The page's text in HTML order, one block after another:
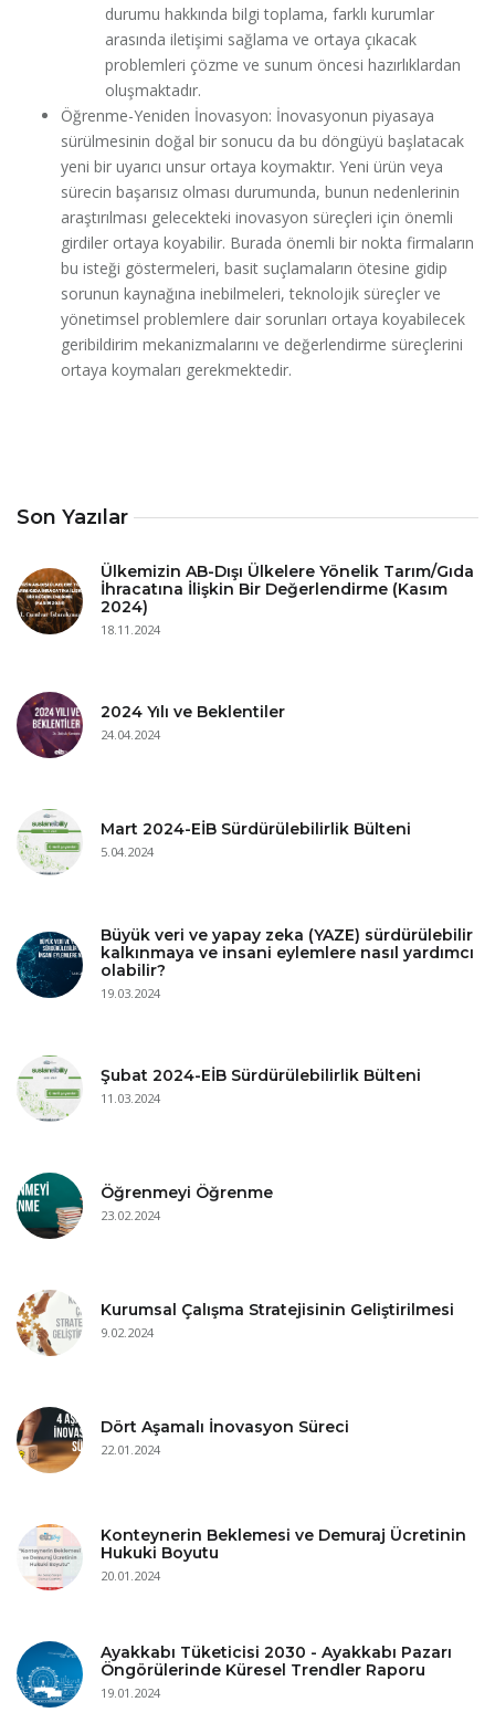
Son Yazılar
Ülkemizin AB-Dışı Ülkelere Yönelik Tarım/Gıda
İhracatına İlişkin Bir Değerlendirme (Kasım
2024)
18.11.2024
2024 Yılı ve Beklentiler
24.04.2024
Mart 2024-EİB Sürdürülebilirlik Bülteni
5.04.2024
Büyük veri ve yapay zeka (YAZE) sürdürülebilir
kalkınmaya ve insani eylemlere nasıl yardımcı
olabilir?
19.03.2024
Şubat 2024-EİB Sürdürülebilirlik Bülteni
11.03.2024
Öğrenmeyi Öğrenme
23.02.2024
Kurumsal Çalışma Stratejisinin Geliştirilmesi
9.02.2024
Dört Aşamalı İnovasyon Süreci
22.01.2024
Konteynerin Beklemesi ve Demuraj Ücretinin
Hukuki Boyutu
20.01.2024
Ayakkabı Tüketicisi 2030 - Ayakkabı Pazarı
Öngörülerinde Küresel Trendler Raporu
19.01.2024
durumu hakkında bilgi toplama, farklı kurumlar
arasında iletişimi sağlama ve ortaya çıkacak
problemleri çözme ve sunum öncesi hazırlıklardan
oluşmaktadır.
Öğrenme-Yeniden İnovasyon: İnovasyonun piyasaya
sürülmesinin doğal bir sonucu da bu döngüyü başlatacak
yeni bir uyarıcı unsur ortaya koymaktır. Yeni ürün veya
sürecin başarısız olması durumunda, bunun nedenlerinin
araştırılması gelecekteki inovasyon süreçleri için önemli
girdiler ortaya koyabilir. Burada önemli bir nokta firmaların
bu isteği göstermeleri, basit suçlamaların ötesine gidip
sorunun kaynağına inebilmeleri, teknolojik süreçler ve
yönetimsel problemlere dair sorunları ortaya koyabilecek
geribildirim mekanizmalarını ve değerlendirme süreçlerini
ortaya koymaları gerekmektedir.